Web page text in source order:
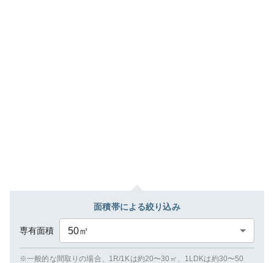
面積帯による絞り込み
専有面積 50㎡
※一般的な間取りの場合、1R/1Kは約20〜30㎡、1LDKは約30〜50